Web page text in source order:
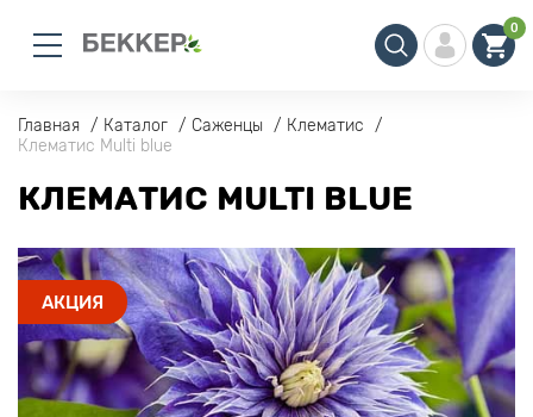
0
Главная Каталог Саженцы
Клематис
Клематис Multi blue
КЛЕМАТИС MULTI BLUE
АКЦИЯ